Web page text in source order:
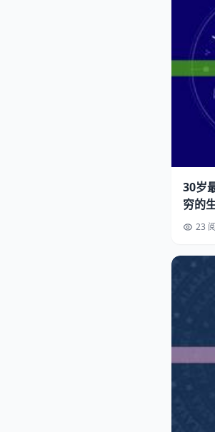
30岁
穷的
23